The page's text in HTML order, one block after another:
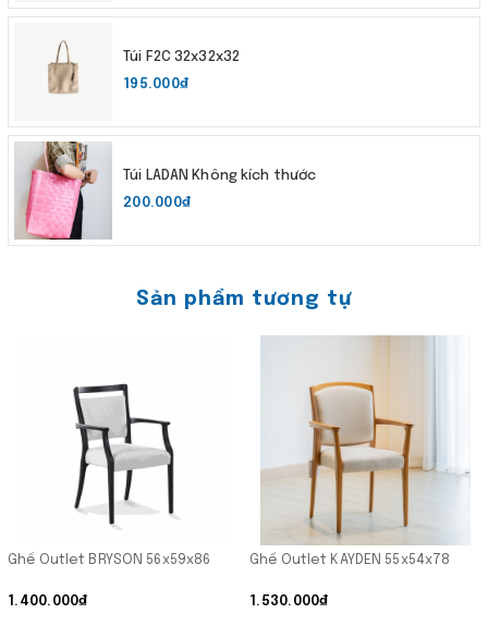
Túi F2C 32x32x32
195.000₫
Túi LADAN Không kích thước
200.000₫
Sản phẩm tương tự
Ghế Outlet BRYSON 56x59x86
1.400.000₫
Ghế Outlet KAYDEN 55x54x78
1.530.000₫